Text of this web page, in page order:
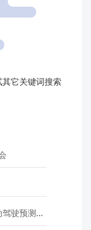
它关键词搜索
模型挑战赛